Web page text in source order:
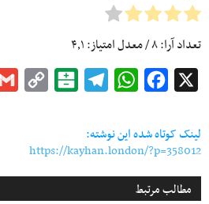
تعداد آرا:۸/ معدل امتیاز:۴٫۱
Facebook
WhatsApp
Telegram
Balatarin
Copy
لینک کوتاه شده این نوشته:
https://kayhan.london/?p=358012
مطالب مرتبط